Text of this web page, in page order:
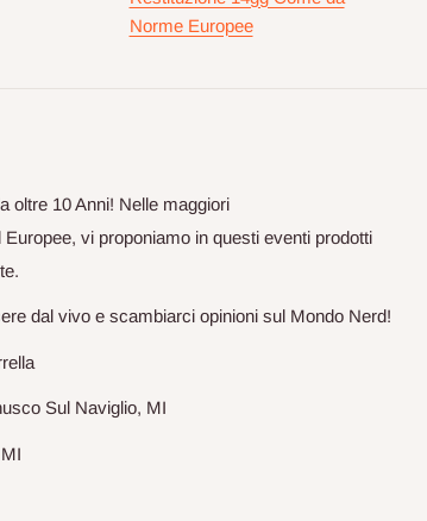
Norme Europee
oltre 10 Anni! Nelle maggiori
vi proponiamo in questi eventi prodotti
dal vivo e scambiarci opinioni sul Mondo Nerd!
Sul Naviglio, MI